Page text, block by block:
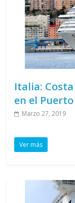
Italia:
en el
Marzo 27, 2019
Ver más